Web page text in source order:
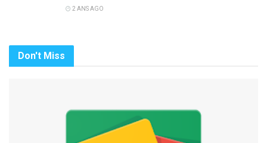
2 ANS AGO
Don't Miss